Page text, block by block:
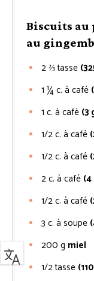
Biscuits au
au
2 ⅔tasse
1 ¼c. à café
1 c. à café (3
1/2c. à café
1/2c. à café
2c. à café
1/2c. à café
3 c. à soupe
200 g miel
1/2tasse